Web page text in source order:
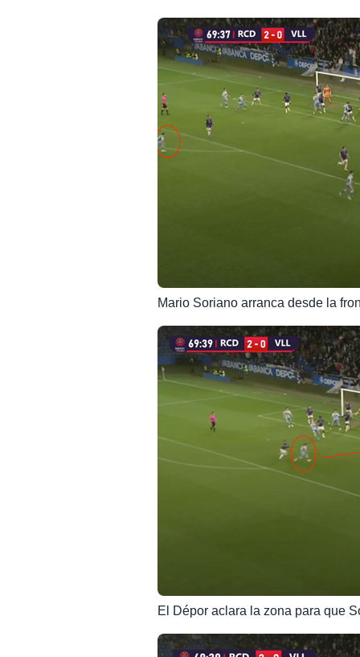
Mario Soriano arranca desde la
El Dépor aclara la zona para que